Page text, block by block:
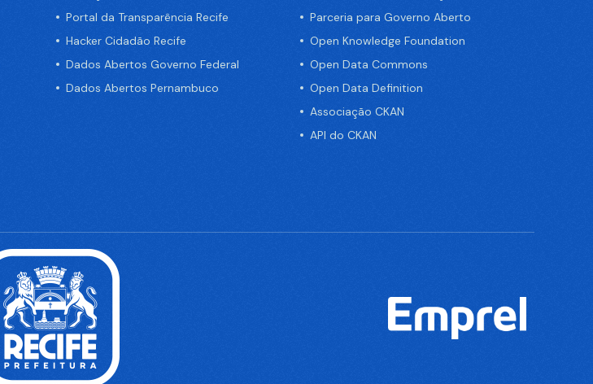
Portal da Transparência Recife
Hacker Cidadão Recife
Dados Abertos Governo Federal
Dados Abertos Pernambuco
Parceria para Governo Aberto
Open Knowledge Foundation
Open Data Commons
Open Data Definition
Associação CKAN
API do CKAN